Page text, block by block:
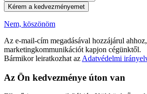
Kérem a kedvezményemet
Nem, köszönöm
Az e-mail-cím megadásával hozzájárul
marketingkommunikációt kapjon cégünktől.
Bármikor leiratkozhat az Adatvédelmi
Az Ön kedvezménye úton van